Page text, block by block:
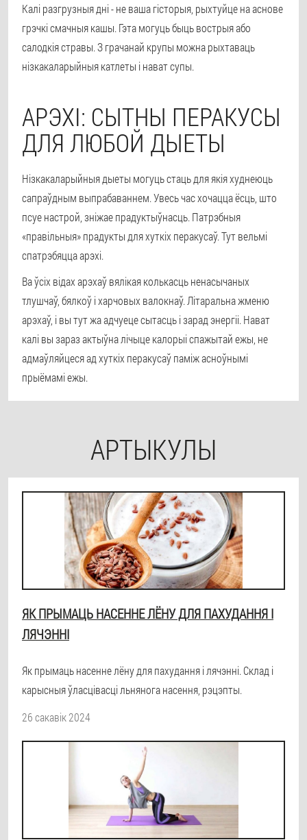
Калі разгрузныя дні - не ваша гісторыя, рыхтуйце на аснове
грэчкі смачныя кашы. Гэта могуць быць вострыя або
салодкія стравы. З грачанай крупы можна рыхтаваць
нізкакаларыйныя катлеты і нават супы.
АРЭХІ: СЫТНЫ ПЕРАКУСЫ
ДЛЯ ЛЮБОЙ ДЫЕТЫ
Нізкакаларыйныя дыеты могуць стаць для якія худнеюць
сапраўдным выпрабаваннем. Увесь час хочацца ёсць, што
псуе настрой, зніжае прадуктыўнасць. Патрэбныя
«правільныя» прадукты для хуткіх перакусаў. Тут вельмі
спатрэбяцца арэхі.
Ва ўсіх відах арэхаў вялікая колькасць ненасычаных
тлушчаў, бялкоў і харчовых валокнаў. Літаральна жменю
арэхаў, і вы тут жа адчуеце сытасць і зарад энергіі. Нават
калі вы зараз актыўна лічыце калорыі спажытай ежы, не
адмаўляйцеся ад хуткіх перакусаў паміж асноўнымі
прыёмамі ежы.
АРТЫКУЛЫ
ЯК ПРЫМАЦЬ НАСЕННЕ ЛЁНУ ДЛЯ ПАХУДАННЯ І
ЛЯЧЭННІ
Як прымаць насенне лёну для пахудання і лячэнні. Склад і
карысныя ўласцівасці льнянога насення, рэцэпты.
26 сакавік 2024